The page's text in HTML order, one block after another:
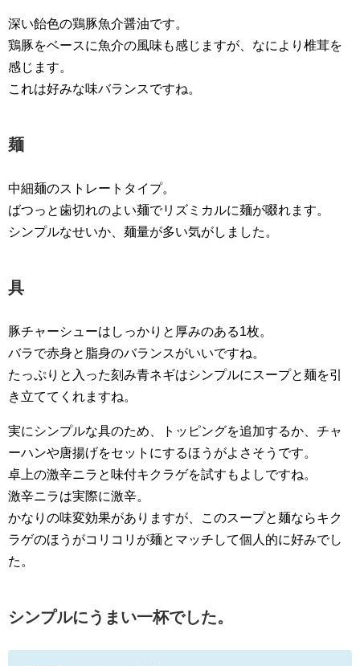
深い飴色の鶏豚魚介醤油です。
鶏豚をベースに魚介の風味も感じますが、なにより椎茸を
感じます。
これは好みな味バランスですね。
麺
中細麺のストレートタイプ。
ばつっと歯切れのよい麺でリズミカルに麺が啜れます。
シンプルなせいか、麺量が多い気がしました。
具
豚チャーシューはしっかりと厚みのある1枚。
バラで赤身と脂身のバランスがいいですね。
たっぷりと入った刻み青ネギはシンプルにスープと麺を引
き立ててくれますね。
実にシンプルな具のため、トッピングを追加するか、チャ
ーハンや唐揚げをセットにするほうがよさそうです。
卓上の激辛ニラと味付キクラゲを試すもよしですね。
激辛ニラは実際に激辛。
かなりの味変効果がありますが、このスープと麺ならキク
ラゲのほうがコリコリが麺とマッチして個人的に好みでし
た。
シンプルにうまい一杯でした。